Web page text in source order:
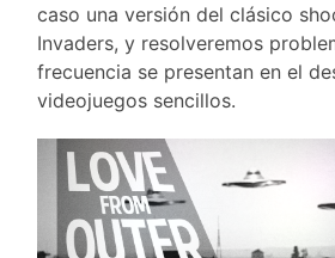
caso una versión del clásico
Invaders, y resolveremos
frecuencia se presentan en el
videojuegos sencillos.